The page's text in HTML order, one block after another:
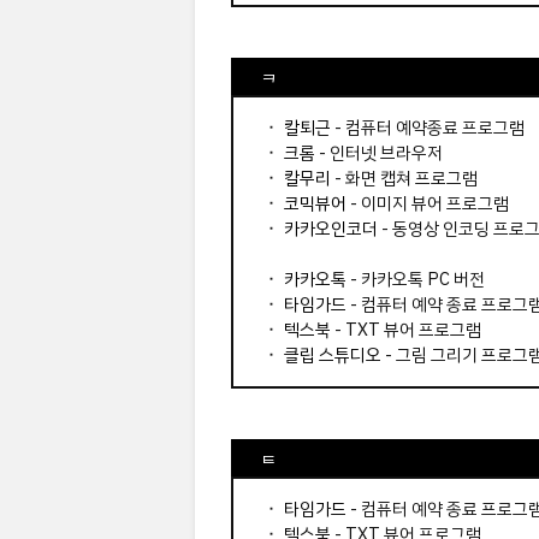
ㅋ
⬝ 칼퇴근 - 컴퓨터 예약종료 프로그램
⬝ 크롬 - 인터넷 브라우저
⬝ 칼무리 - 화면 캡쳐 프로그램
⬝ 코믹뷰어 - 이미지 뷰어 프로그램
⬝ 카카오인코더 - 동영상 인코딩 프로
⬝ 카카오톡 - 카카오톡 PC 버전
⬝ 타임가드 - 컴퓨터 예약 종료 프로그
⬝ 텍스북 - TXT 뷰어 프로그램
⬝ 클립 스튜디오 - 그림 그리기 프로그
ㅌ
⬝ 타임가드 - 컴퓨터 예약 종료 프로그